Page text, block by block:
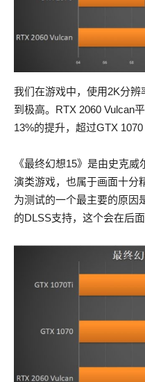
我们在游戏中，使用2K分
到极高。RTX 2060 Vulcan
13%的提升，超过GTX 1070
《最终幻想15》是由史克
演类游戏，也属于画面十分
为测试的一个最主要的原因
的DLSS支持，这个会在后面